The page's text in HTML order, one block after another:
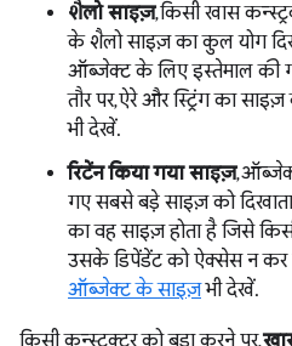
शैलो साइज़, किसी खास
के शैलो साइज़ का कुल योग
ऑब्जेक्ट के लिए इस्तेमाल की
तौर पर, ऐरे और स्ट्रिंग का साइज़
भी देखें.
रिटेंन किया गया साइज़,
गए सबसे बड़े साइज़ को दिखाता
का वह साइज़ होता है जिसे
उसके डिपेंडेंट को ऐक्सेस न कर
ऑब्जेक्ट के साइज़भी देखें.